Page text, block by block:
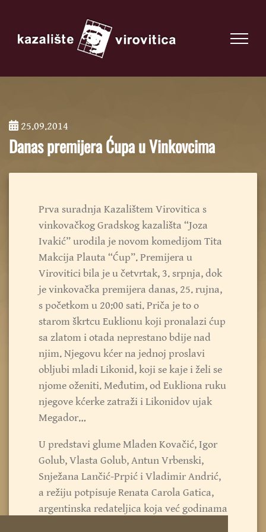
25.09.2014;
Danas premijera Ćupa u Vinkovcima
Prva suradnja Kazalištem Virovitica s
vinkovačkog Gradskog kazališta “Joza
Ivakić” urodila je novom komedijom Tita
Makcija Plauta “Ćup”. Premijera u
Virovitici bila je u četvrtak, 3. srpnja, dok
je vinkovačka premijera danas, 25. rujna,
s početkom u 20:00 sati. Priča je to o
starom škrtcu Euklionu koji pronalazi ćup
sa zlatom i otada neprestano bdije nad
njim. Njegovu kćer na jednoj proslavi
obljubi mladi Likonid, koji se kaje i želi se
njome oženiti. Međutim, od Eukliona ruku
njegove kćerke zatraži i Likonidov ujak
Megador…
U predstavi glume Mladen Kovačić, Igor
Golub, Vlasta Golub, Antun Vrbenski,
Snježana Lančić-Prpić i Vladimir Andrić,
a režiju potpisuje Renata Carola Gatica,
argentinska redateljica koja već godinama